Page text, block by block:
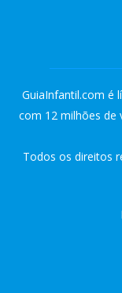
GuiaInfantil.com é
com 12 milhões de
Todos os direitos